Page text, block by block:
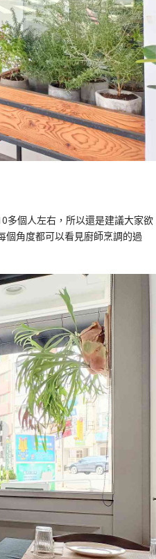
多個人左右，所以還是建議大家欲
個角度都可以看見廚師烹調的過